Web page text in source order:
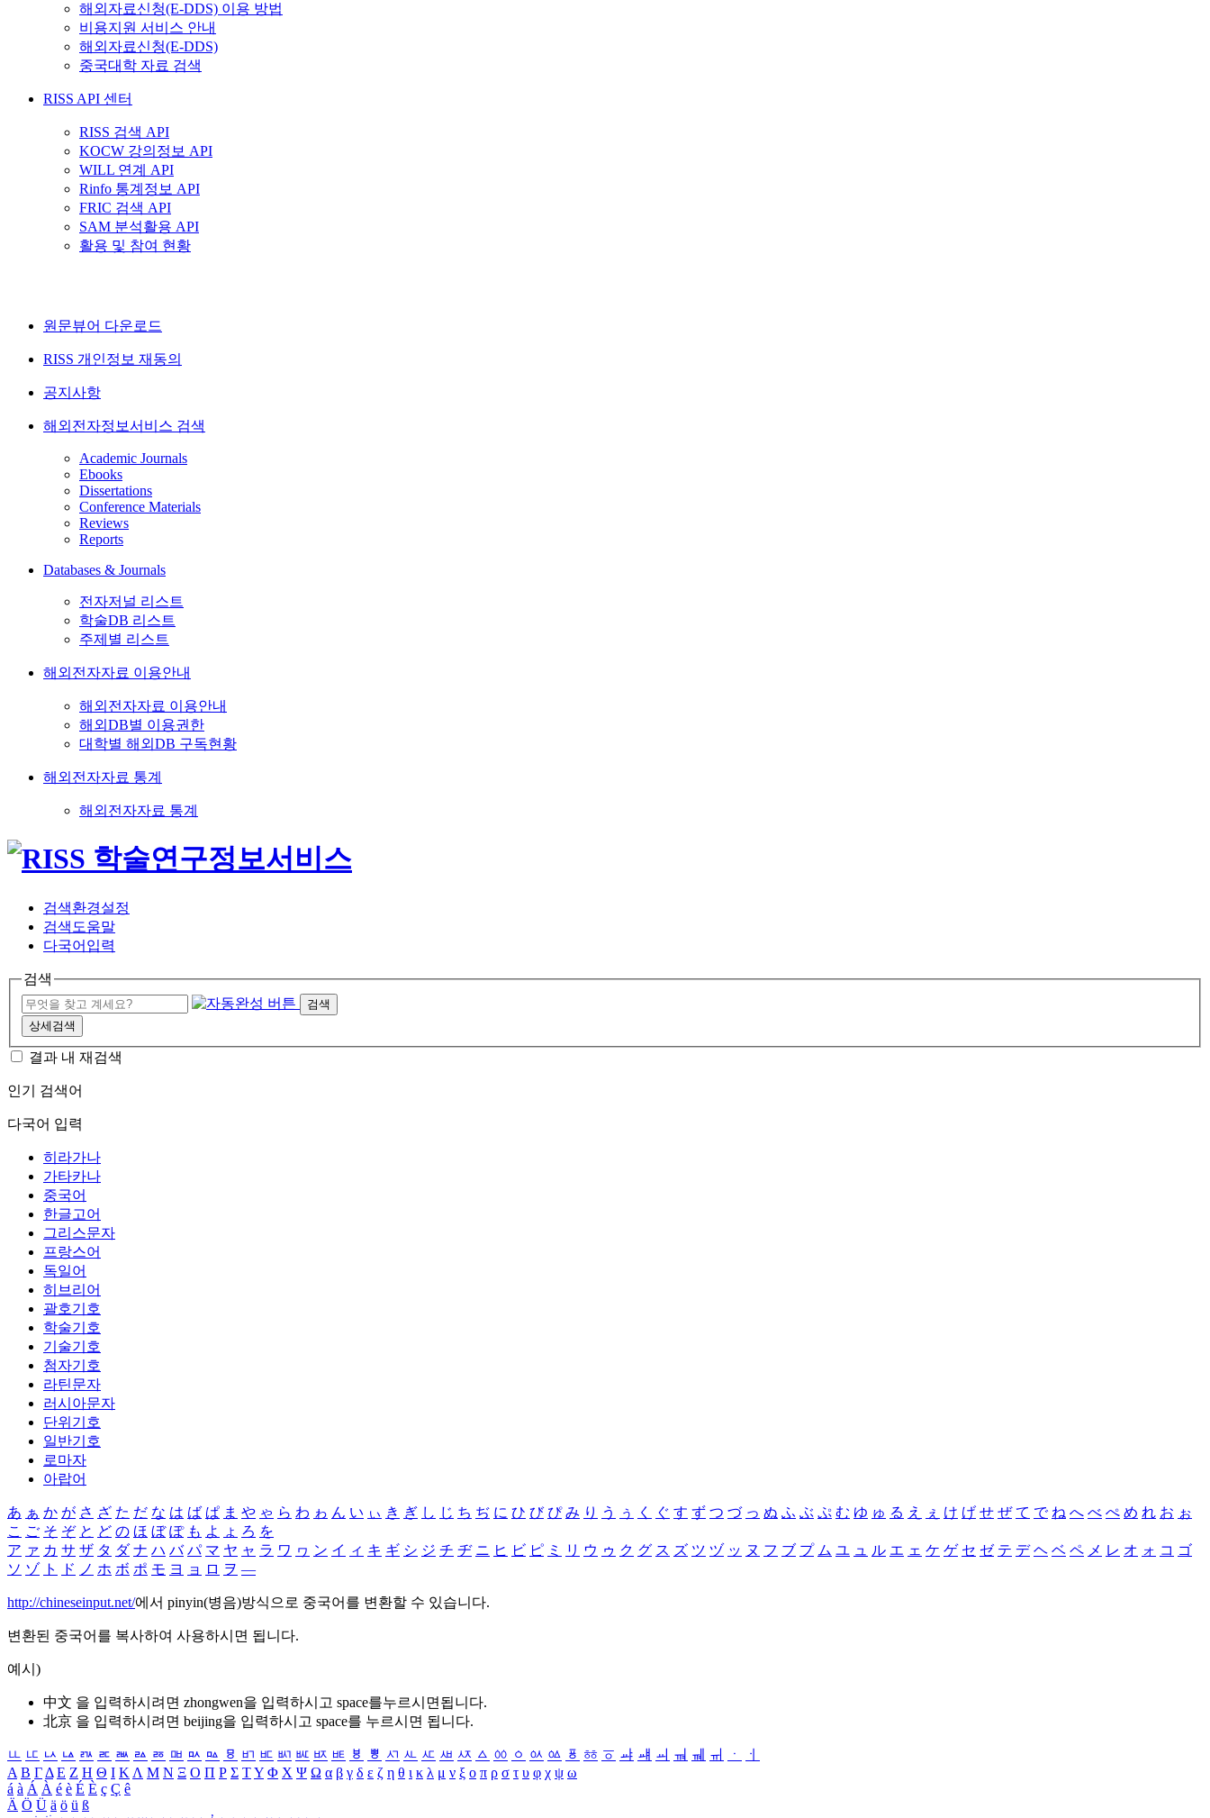
해외자료신청(E-DDS) 이용 방법
비용지원 서비스 안내
해외자료신청(E-DDS)
중국대학 자료 검색
RISS API 센터
RISS 검색 API
KOCW 강의정보 API
WILL 연계 API
Rinfo 통계정보 API
FRIC 검색 API
SAM 분석활용 API
활용 및 참여 현황
원문뷰어 다운로드
RISS 개인정보 재동의
공지사항
해외전자정보서비스 검색
Academic Journals
Ebooks
Dissertations
Conference Materials
Reviews
Reports
Databases & Journals
전자저널 리스트
학술DB 리스트
주제별 리스트
해외전자자료 이용안내
해외전자자료 이용안내
해외DB별 이용권한
대학별 해외DB 구독현황
해외전자자료 통계
해외전자자료 통계
검색환경설정
검색도움말
다국어입력
검색
검색
상세검색
결과 내 재검색
인기 검색어
다국어 입력
히라가나
가타카나
중국어
한글고어
그리스문자
프랑스어
독일어
히브리어
괄호기호
학술기호
기술기호
첨자기호
라틴문자
러시아문자
단위기호
일반기호
로마자
아랍어
あ ぁ か が さ ざ た だ な は ば ぱ ま や ゃ ら わ ゎ ん い ぃ き ぎ し じ ち ぢ に ひ び ぴ み り う ぅ く ぐ す ず つ づ っ ぬ ふ ぶ ぷ む ゆ ゅ る え ぇ け げ せ ぜ て で ね へ べ ぺ め れ お ぉ
こ ご そ ぞ と ど の ほ ぼ ぽ も よ ょ ろ を
ア ァ カ サ ザ タ ダ ナ ハ バ パ マ ヤ ャ ラ ワ ヮ ン イ ィ キ ギ シ ジ チ ヂ ニ ヒ ビ ピ ミ リ ウ ゥ ク グ ス ズ ツ ヅ ッ ヌ フ ブ プ ム ユ ュ ル エ ェ ケ ゲ セ ゼ テ デ ヘ ベ ペ メ レ オ ォ コ ゴ
ソ ゾ ト ド ノ ホ ボ ポ モ ヨ ョ ロ ヲ ―
http://chineseinput.net/에서 pinyin(병음)방식으로 중국어를 변환할 수 있습니다.
변환된 중국어를 복사하여 사용하시면 됩니다.
예시)
中文 을 입력하시려면 zhongwen을 입력하시고 space를누르시면됩니다.
北京 을 입력하시려면 beijing을 입력하시고 space를 누르시면 됩니다.
ㅥ ㅦ ㅧ ㅨ ㅩ ㅪ ㅫ ㅬ ㅭ ㅮ ㅯ ㅰ ㅱ ㅲ ㅳ ㅴ ㅵ ㅶ ㅷ ㅸ ㅹ ㅺ ㅻ ㅼ ㅽ ㅾ ㅿ ㆀ ㆁ ㆂ ㆃ ㆄ ㆅ ㆆ ㆇ ㆈ ㆉ ㆊ ㆋ ㆌ ㆍ
ㆎ
Α Β ΓΔ Ε Ζ Η Θ Ι ΚΛ Μ Ν Ξ Ο Π Ρ Σ ΤΥ Φ Χ Ψ Ω α β γ δ ε ζ η θ ι κ λ μ ν ξ ο π ρ σ τ υ φ χ ψ ω
á à Á À é è É È ç Ç ê
Ä Ö Ü ä ö ü ß